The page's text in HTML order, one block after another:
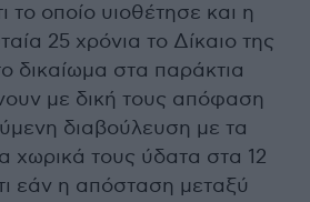
το οποίο υιοθέτησε και η
25 χρόνια το Δίκαιο της
δικαίωμα στα παράκτια
με δική τους απόφαση
διαβούλευση με τα
χωρικά τους ύδατα στα 12
εάν η απόσταση μεταξύ